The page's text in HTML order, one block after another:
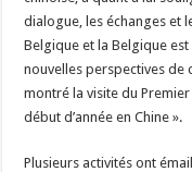
dialogue, les échanges et
Belgique et la Belgique
nouvelles perspectives de
montré la visite du
début d’année en Chine ».
Plusieurs activités ont